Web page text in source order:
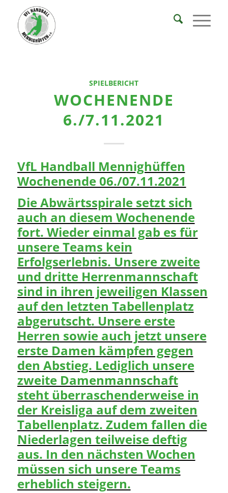
SPIELBERICHT
WOCHENENDE
6./7.11.2021
VfL Handball Mennighüffen
Wochenende 06./07.11.2021
Die Abwärtsspirale setzt sich
auch an diesem Wochenende
fort. Wieder einmal gab es für
unsere Teams kein
Erfolgserlebnis. Unsere zweite
und dritte Herrenmannschaft
sind in ihren jeweiligen Klassen
auf den letzten Tabellenplatz
abgerutscht. Unsere erste
Herren sowie auch jetzt unsere
erste Damen kämpfen gegen
den Abstieg. Lediglich unsere
zweite Damenmannschaft
steht überraschenderweise in
der Kreisliga auf dem zweiten
Tabellenplatz. Zudem fallen die
Niederlagen teilweise deftig
aus. In den nächsten Wochen
müssen sich unsere Teams
erheblich steigern.